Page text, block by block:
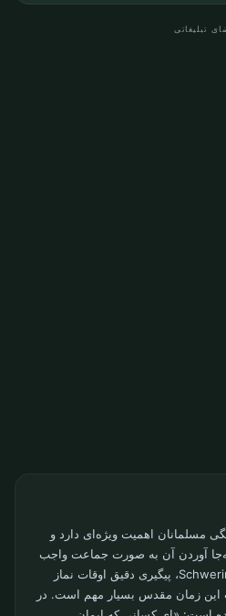
تبلیغاتی
مسلمانان اهمیت ویژه‌ای دارد و
آوردن آن به صورت جماعت واجب
است. برای مسلمانان ساکن Schwerin، پیگیری دقیق اوقات نماز
این زمان مقدس بسیار مهم است. در